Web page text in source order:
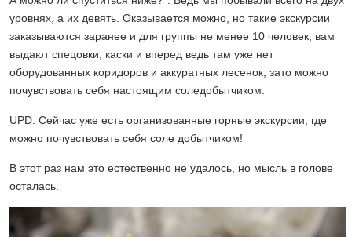
уровнях, а их девять. Оказывается можно, но такие экскурсии
заказываются заранее и для группы не менее 10 человек, вам
выдают спецовки, каски и вперед ведь там уже нет
оборудованных коридоров и аккуратных лесенок, зато можно
почувствовать себя настоящим соледобытчиком.
UPD. Сейчас уже есть организованные горные экскурсии, где
можно почувствовать себя соле добытчиком!
В этот раз нам это естественно не удалось, но мысль в голове
осталась.